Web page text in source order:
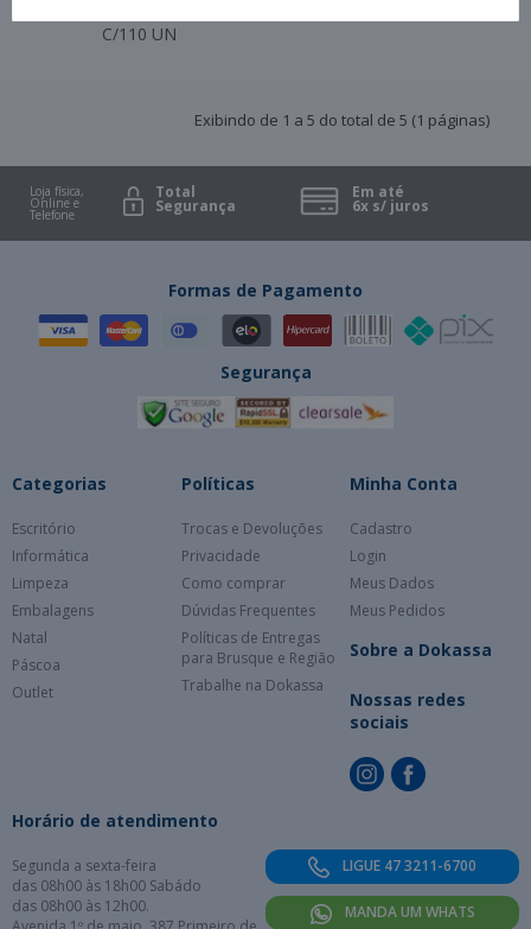
C/110 UN
Exibindo de 1 a 5 do total de 5 (1 páginas)
Loja física,
Online e
Telefone
Total
Segurança
Em até
6x s/ juros
Formas de Pagamento
Segurança
Categorias
Escritório
Informática
Limpeza
Embalagens
Natal
Páscoa
Outlet
Políticas
Trocas e Devoluções
Privacidade
Como comprar
Dúvidas Frequentes
Políticas de Entregas
para Brusque e Região
Trabalhe na Dokassa
Minha Conta
Cadastro
Login
Meus Dados
Meus Pedidos
Sobre a Dokassa
Nossas redes
sociais
Horário de atendimento
Segunda a sexta-feira
das 08h00 às 18h00 Sabádo
das 08h00 às 12h00.
LIGUE 47 3211-6700
MANDA UM WHATS